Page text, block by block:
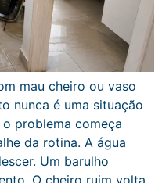
mau cheiro ou vaso
nunca é uma situação
problema começa
da rotina. A água
Um barulho
O cheiro ruim volta